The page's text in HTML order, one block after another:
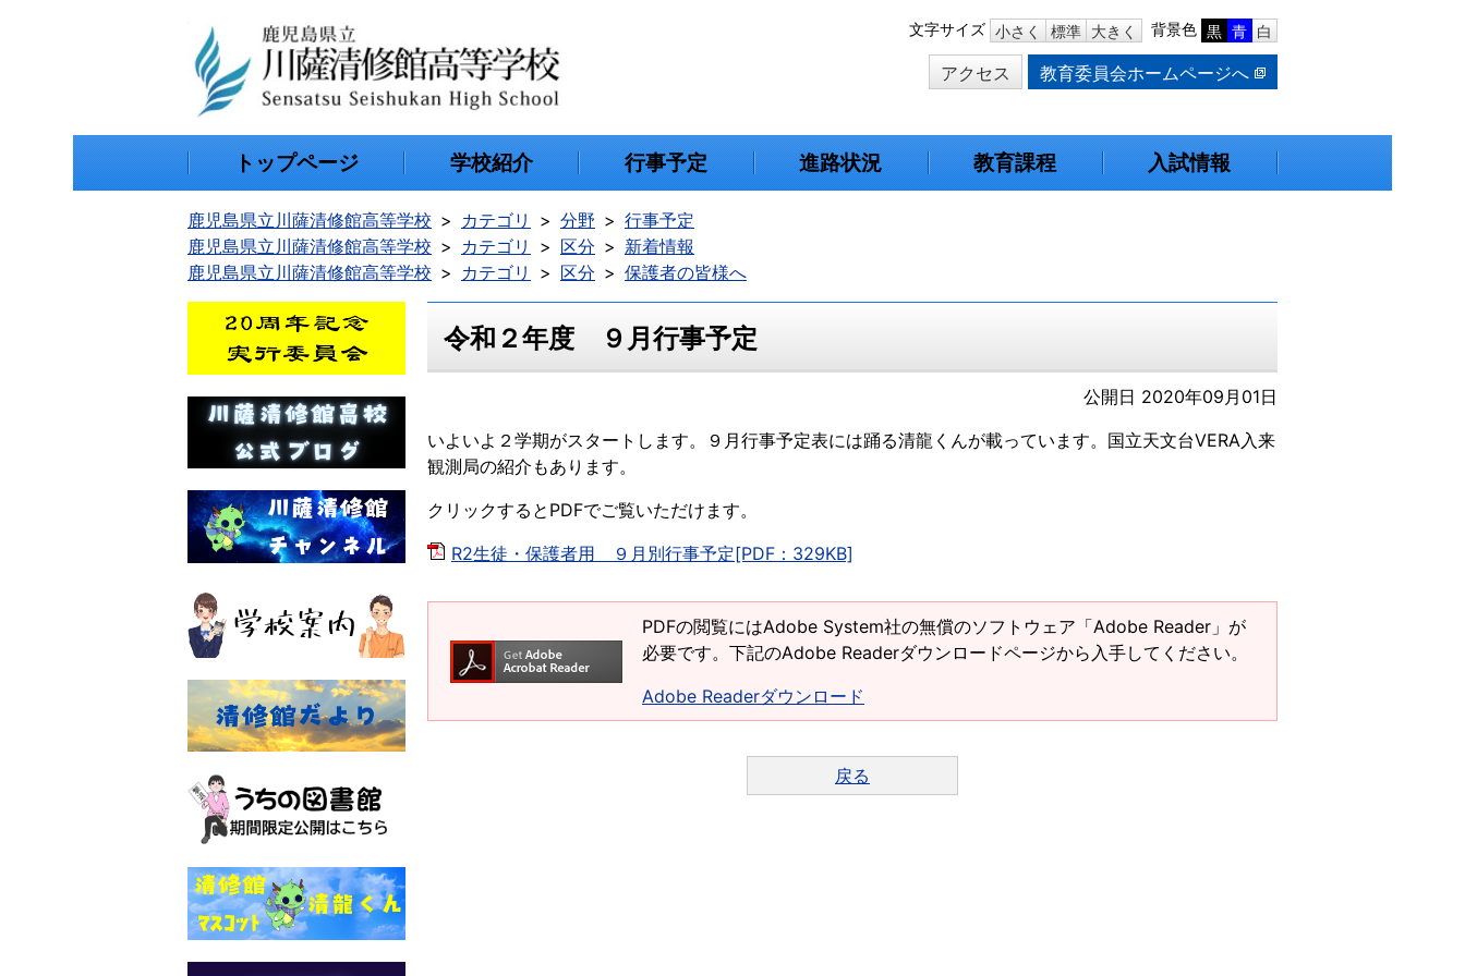
本
文字サイズ 小さく 標準 大きく 背景色 黒 青 白
アクセス 教育委員会ホームページへ
トップページ 学校紹介 行事予定 進路状況 教育課程 入試情報
鹿児島県立川薩清修館高等学校 カテゴリ 分野
行事予定
鹿児島県立川薩清修館高等学校
カテゴリ 区分
新着情報
鹿児島県立川薩清修館高等学校
カテゴリ 区分 保護者の皆様へ
令和２年度 ９月行事予定
公開日 2020年09月01日
いよいよ２学期がスタートします。９月行事予定表には踊る清龍くんが載っています。国立天文台VERA入来
観測局の紹介もあります。
クリックするとPDFでご覧いただけます。
R2生徒・保護者用 ９月別行事予定[PDF：329KB]
PDFの閲覧にはAdobe System社の無償のソフトウェア「Adobe Reader」が
必要です。下記のAdobe Readerダウンロードページから入手してください。
Adobe Readerダウンロード
戻る